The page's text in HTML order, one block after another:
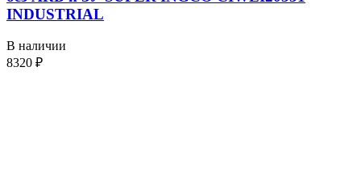
INDUSTRIAL
В наличии
8320 ₽